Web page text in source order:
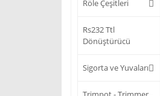
Röle Çeşitleri
Rs232 Ttl
Dönüştürücü
Sigorta ve Yuvaları